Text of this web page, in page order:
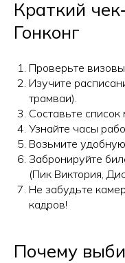
Краткий
Гонконг
Проверьте
Изучите
трамваи).
Составьте список
Узнайте часы
Возьмите
Забронируйте
(Пик Виктория,
Не забудьте
кадров!
Почему